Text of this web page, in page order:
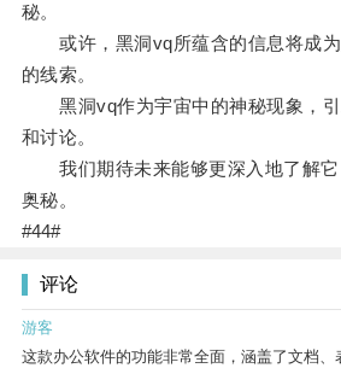
秘。
或许，黑洞vq所蕴含的信息将成为
的线索。
黑洞vq作为宇宙中的神秘现象，引
和讨论。
我们期待未来能够更深入地了解它
奥秘。
#44#
评论
游客
这款办公软件的功能非常全面，涵盖了文档